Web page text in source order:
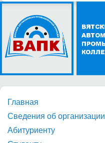
Главная
Сведения об организации
Абитуриенту